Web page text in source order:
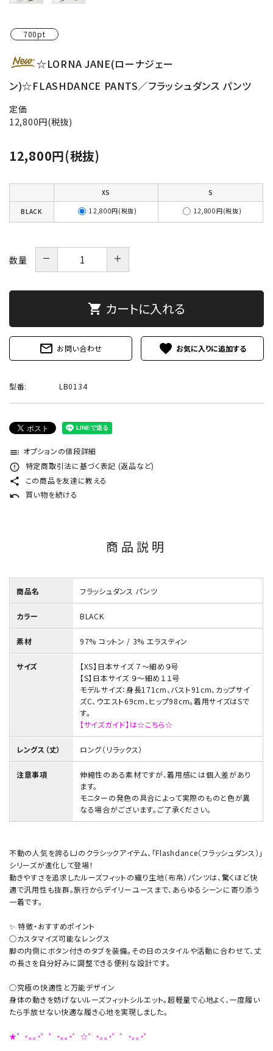
700pt
☆LORNA JANE(ローナジェー
ン)☆FLASHDANCE PANTS／フラッシュダンス パンツ
定価
12,800円(税抜)
12,800円(税抜)
XS S
BLACK 12,800円(税抜) 12,800円(税抜)
数量 － ＋
shopping_cart カートに入れる
mail_outline お問い合わせ favorite
型番: LB0134
toc オプションの値段詳細
error_outline 特定商取引法に基づく表記 (返品など)
share この商品を友達に教える
undo 買い物を続ける
商品説明
商品名 フラッシュダンス パンツ
カラー BLACK
素材 97% コットン / 3% エラスティン
サイズ
【XS】日本サイズ ７～細め９号
【S】日本サイズ ９～細め１１号
モデルサイズ：身長171cm、バスト91cm、カップサイ
ズC、ウエスト69cm、ヒップ98cm。着用サイズはSで
す。
【サイズガイド】は☆こちら☆
レングス（丈） ロング（リラックス）
注意事項
伸縮性のある素材ですが、着用感には個人差があり
ます。
モニターの発色の具合によって実際のものと色が異
なる場合がございます。ご了承ください。
不動の人気を誇るLJのクラシックアイテム、「Flashdance（フラッシュダンス）」
シリーズが進化して登場！
動きやすさを追求したルーズフィットの織り生地（布帛）パンツは、驚くほど快
適で汎用性も抜群。旅行からデイリーユースまで、あらゆるシーンに寄り添う
一着です。
✨ 特徴・おすすめポイント
○カスタマイズ可能なレングス
脚の内側にボタン付きのタブを装備。その日のスタイルや活動に合わせて、丈
の長さを自分好みに調整できる便利な設計です。
○究極の快適性と万能デザイン
身体の動きを妨げないルーズフィットシルエット。超軽量で心地よく、一度履い
たら手放せない快適な履き心地を実現しました。
★゜・。。・゜゜・。。・゜☆゜・。。・゜゜・。。・゜